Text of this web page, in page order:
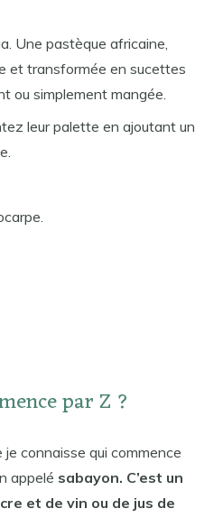
Une pastèque africaine,
et transformée en sucettes
ou simplement mangée.
leur palette en ajoutant un
par Z ?
connaisse qui commence
appelé sabayon. C’est un
et de vin ou de jus de